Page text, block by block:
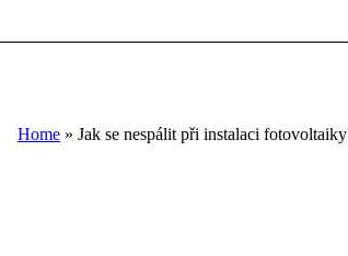
Home » Jak se nespálit při instalaci